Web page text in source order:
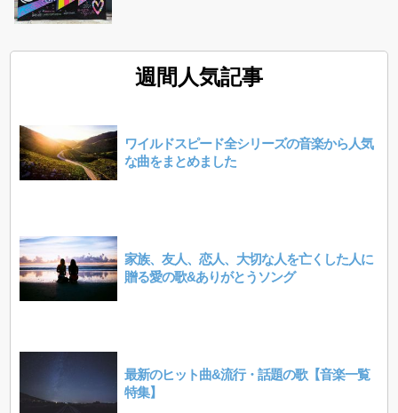
週間人気記事
ワイルドスピード全シリーズの音楽から人気
な曲をまとめました
家族、友人、恋人、大切な人を亡くした人に
贈る愛の歌&ありがとうソング
最新のヒット曲&流行・話題の歌【音楽一覧
特集】